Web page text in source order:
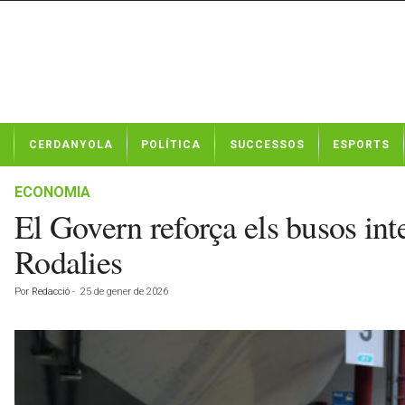
t
CERDANYOLA POLÍTICA SUCCESSOS ESPORTS
ECONOMIA
El Govern reforça els busos
Rodalies
Por Redacció - 25 de gener de 2026